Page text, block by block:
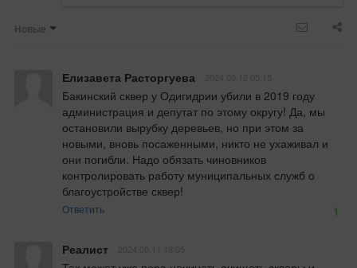
Новые
Елизавета Расторгуева
Бакинский сквер у Одигидрии убили в 2019 году
администрация и депутат по этому округу! Да, мы
остановили вырубку деревьев, но при этом за
новыми, вновь посаженными, никто не ухаживал и
они погибли. Надо обязать чиновников
контролировать работу муниципальных служб о
благоустройстве сквер!
Ответить 1
Реалист